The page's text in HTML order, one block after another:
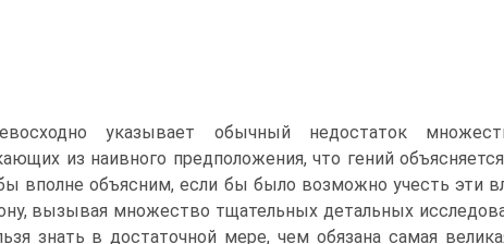
указывает обычный недостаток
из наивного предположения, что гений
вполне объясним, если бы было возможно учесть эти
вызывая множество тщательных детальных
знать в достаточной мере, чем обязана самая